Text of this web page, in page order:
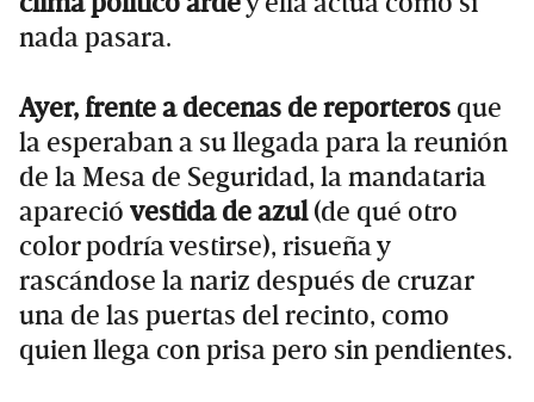
nada pasara.
Ayer, frente a decenas de reporteros que
la esperaban a su llegada para la reunión
de la Mesa de Seguridad, la mandataria
apareció vestida de azul(de qué otro
color podría vestirse), risueña y
rascándose la nariz después de cruzar
una de las puertas del recinto, como
quien llega con prisa pero sin pendientes.